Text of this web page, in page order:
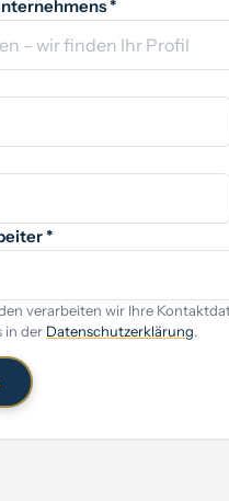
*
*
verarbeiten wir Ihre
in der Datenschutzerklärung.